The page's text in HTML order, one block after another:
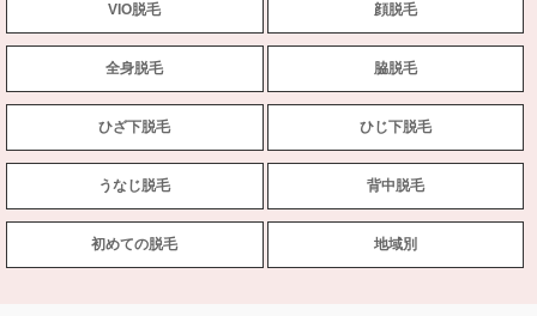
VIO脱毛 顔脱毛
全身脱毛 脇脱毛
ひざ下脱毛 ひじ下脱毛
うなじ脱毛 背中脱毛
初めての脱毛 地域別